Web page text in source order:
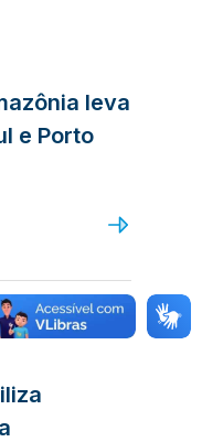
leva
e Porto